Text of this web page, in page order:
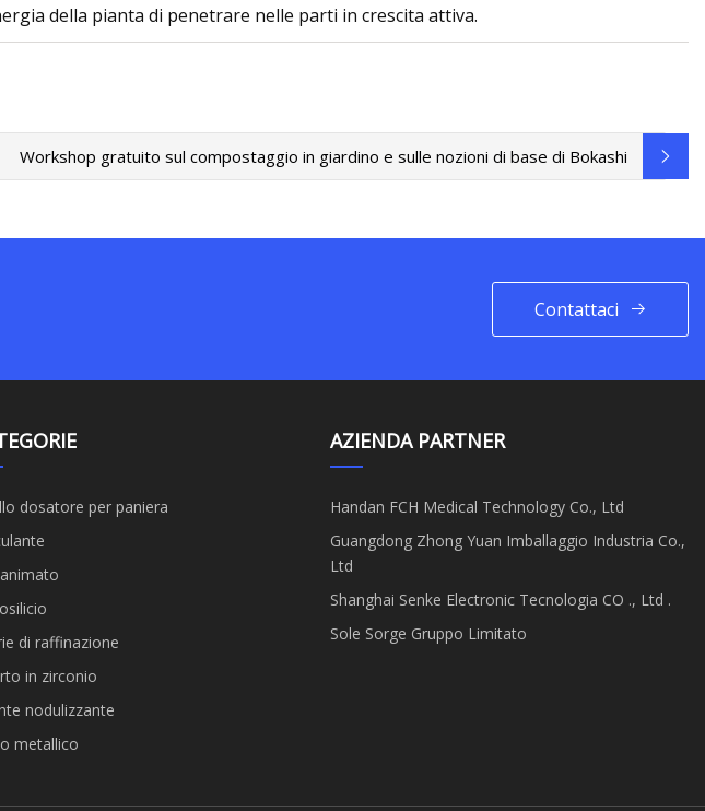
della pianta di penetrare nelle parti in crescita attiva.
Workshop gratuito sul compostaggio in giardino e sulle nozioni di base di Bokashi
Contattaci
dosatore per paniera
di raffinazione
in zirconio
nodulizzante
metallico
AZIENDA PARTNER
Handan FCH Medical Technology Co., Ltd
Guangdong Zhong Yuan Imballaggio Industria Co.,
Ltd
Shanghai Senke Electronic Tecnologia CO ., Ltd .
Sole Sorge Gruppo Limitato